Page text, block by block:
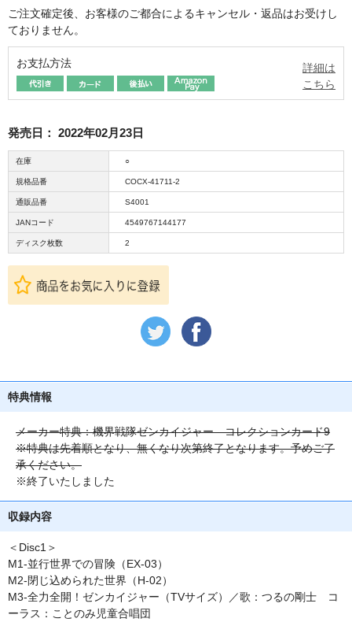
ご注文確定後、お客様のご都合によるキャンセル・返品はお受けし
ておりません。
お支払方法
詳細は
こちら
発売日： 2022年02月23日
在庫 ○
規格品番 COCX-41711-2
通販品番 S4001
JANコード 4549767144177
ディスク枚数 2
特典情報
メーカー特典：機界戦隊ゼンカイジャー コレクションカード9
※特典は先着順となり、無くなり次第終了となります。予めご了
承ください。
※終了いたしました
収録内容
＜Disc1＞
M1-並行世界での冒険（EX-03）
M2-閉じ込められた世界（H-02）
M3-全力全開！ゼンカイジャー（TVサイズ）／歌：つるの剛士 コ
ーラス：ことのみ児童合唱団